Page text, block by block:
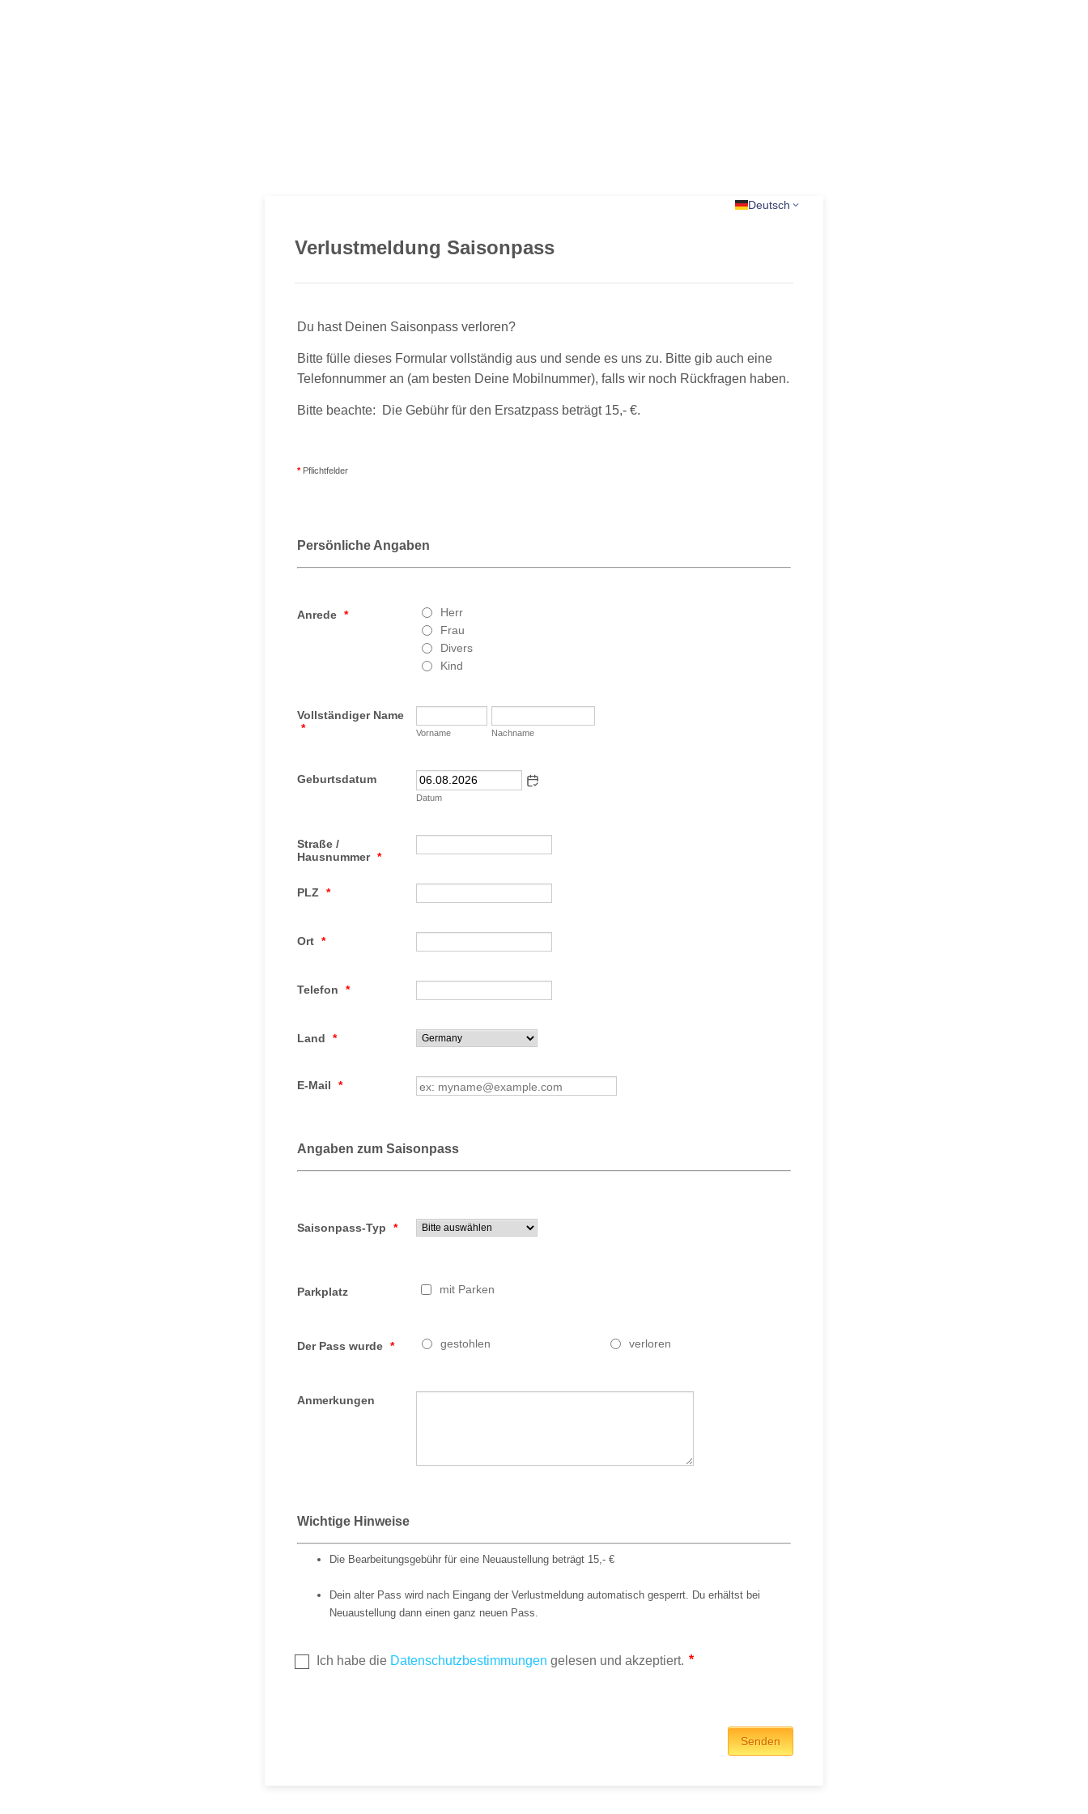
Deutsch
Verlustmeldung Saisonpass
Du hast Deinen Saisonpass verloren?
Bitte fülle dieses Formular vollständig aus und sende es uns zu. Bitte gib auch eine
Telefonnummer an (am besten Deine Mobilnummer), falls wir noch Rückfragen haben.
Bitte beachte: Die Gebühr für den Ersatzpass beträgt 15,- €.
*Pflichtfelder
Persönliche Angaben
Anrede *
Herr
Frau
Divers
Kind
Vollständiger Name
*
Vorname Nachname
Geburtsdatum
Datum
Straße /
Hausnummer *
PLZ *
Ort *
Telefon *
Land *
E-Mail *
Angaben zum Saisonpass
Saisonpass-Typ *
Parkplatz mit Parken
Der Pass wurde * gestohlen verloren
Anmerkungen
Wichtige Hinweise
Die Bearbeitungsgebühr für eine Neuaustellung beträgt 15,- €
Dein alter Pass wird nach Eingang der Verlustmeldung automatisch gesperrt. Du erhältst bei
Neuaustellung dann einen ganz neuen Pass.
Senden